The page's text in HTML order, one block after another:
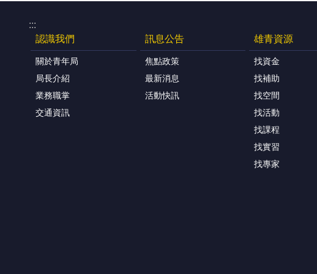
:::
認識我們
關於青年局
局長介紹
業務職掌
交通資訊
訊息公告
焦點政策
最新消息
活動快訊
雄青資源
找資金
找補助
找空間
找活動
找課程
找實習
找專家